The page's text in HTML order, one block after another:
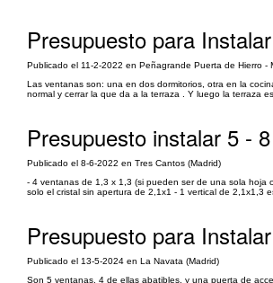
Presupuesto para
Publicado el 11-2-2022 en Peñagrande Puerta de Hierro -
Las ventanas son: una en dos dormitorios, otra en la
normal y cerrar la que da a la terraza . Y luego la terraza
Presupuesto instalar 5 -
Publicado el 8-6-2022 en Tres Cantos (Madrid)
- 4 ventanas de 1,3 x 1,3 (si pueden ser de una sola hoja
solo el cristal sin apertura de 2,1x1 - 1 vertical de 2,1x1,3
Presupuesto para
Publicado el 13-5-2024 en La Navata (Madrid)
Son 5 ventanas, 4 de ellas abatibles, y una puerta de